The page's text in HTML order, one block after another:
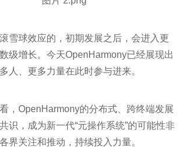
雪球效应的，初期发展之后，会进入更
级增长。今天OpenHarmony已经展现出
人、更多力量在此时参与进来。
，OpenHarmony的分布式、跨终端发展
识，成为新一代“元操作系统”的可能性非
界关注和推动，持续投入力量。